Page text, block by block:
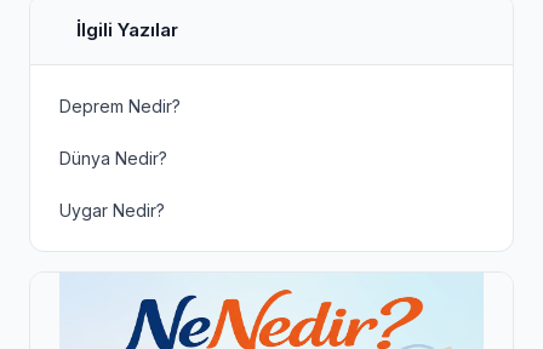
İlgili Yazılar
Deprem Nedir?
Dünya Nedir?
Uygar Nedir?